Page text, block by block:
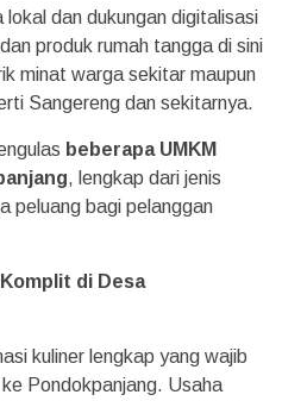
dan dukungan digitalisasi
produk rumah tangga di sini
minat warga sekitar maupun
Sangereng dan sekitarnya.
beberapa UMKM
, lengkap dari jenis
peluang bagi pelanggan
di Desa
kuliner lengkap yang wajib
Pondokpanjang. Usaha